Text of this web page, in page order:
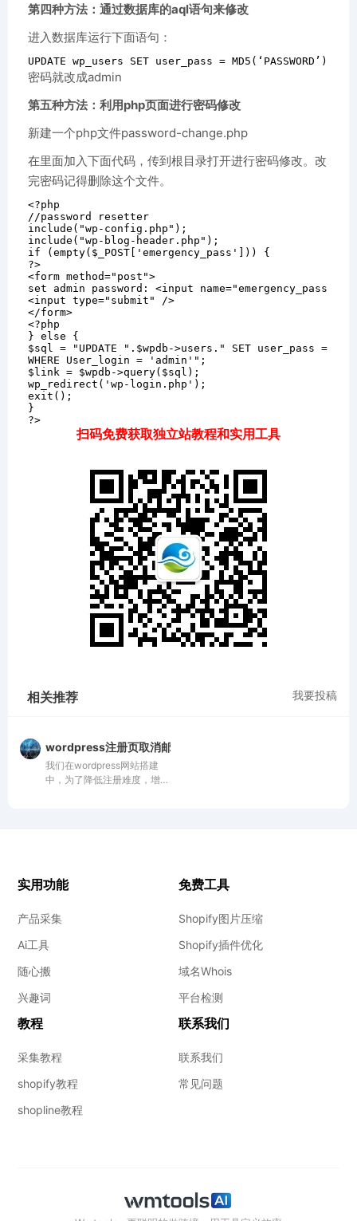
第四种方法：通过数据库的aql语句来修改
进入数据库运行下面语句：
UPDATE wp_users SET user_pass = MD5 ( ‘ PASSWORD ’ )
密码就改成admin
第五种方法：利用php页面进行密码修改
新建一个php文件password-change.php
在里面加入下面代码，传到根目录打开进行密码修改。改
完密码记得删除这个文件。
<?php
//password resetter
include ( "wp-config.php" ) ;
include ( "wp-blog-header.php" ) ;
if
( empty( $_POST 'emergency_pass' ) )
{
?>
<form method=" post ">
set admin password : <input name="emergency_pass
<input type=" submit "
/>
</form>
<?php
} else
{
$sql
= "UPDATE " . $wpdb ->users . " SET user_pass = '"
WHERE User_login = 'admin' " ;
$link = $wpdb ->query( $sql ) ;
wp_redirect ( 'wp-login.php' ) ;
exit ( ) ;
}
?>
扫码免费获取独立站教程和实用工具
我要投稿
相关推荐
wordpress注册页取消邮箱的方法
我们在wordpress网站搭建
中，为了降低注册难度，增加
实用功能
产品采集
Ai工具
随心搬
兴趣词
免费工具
Shopify图片压缩
Shopify插件优化
域名Whois
平台检测
教程
采集教程
shopify教程
shopline教程
联系我们
联系我们
常见问题